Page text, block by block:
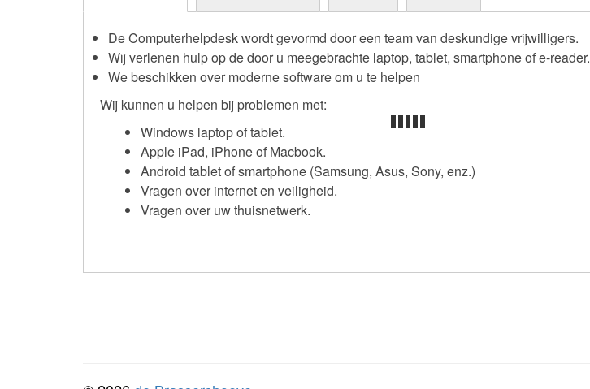
De Computerhelpdesk wordt gevormd door een team van deskundige vrijwilligers.
Wij verlenen hulp op de door u meegebrachte laptop, tablet, smartphone of e-reader.
We beschikken over moderne software om u te helpen
Wij kunnen u helpen bij problemen met:
Windows laptop of tablet.
Apple iPad, iPhone of Macbook.
Android tablet of smartphone (Samsung, Asus, Sony, enz.)
Vragen over internet en veiligheid.
Vragen over uw thuisnetwerk.